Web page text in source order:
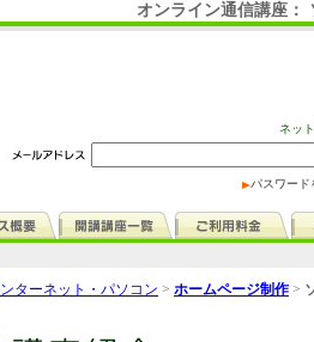
オンライン通信講座：
ネッ
パスワード
ターネット・パソコン > ホームページ制作 >